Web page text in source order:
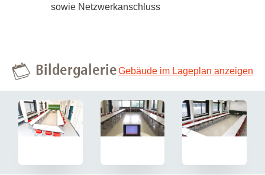
sowie Netzwerkanschluss
BildergalerieGebäude im Lageplan anzeigen